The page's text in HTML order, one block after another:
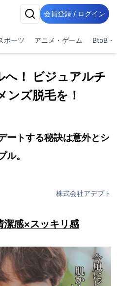
会員登録 / ログイン
ポーツ アニメ・ゲーム BtoB・
へ！ ビジュアルチ
ンズ脱毛を！
ートする秘訣は意外とシ
ル。
株式会社アデプト
感×スッキリ感